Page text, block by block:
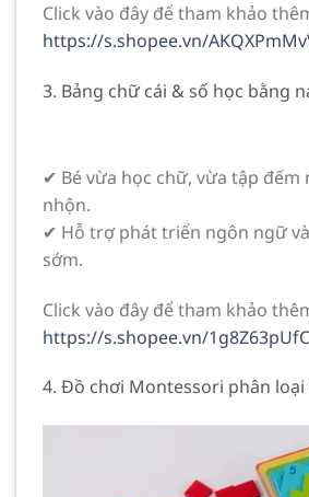
Click vào đây để tham khảo
https://s.shopee.vn/
3. Bảng chữ cái & số học bằng
✔ Bé vừa học chữ, vừa tập đếm
nhộn.
✔ Hỗ trợ phát triển ngôn ngữ
sớm.
Click vào đây để tham khảo
https://s.shopee.vn/1g8Z63pUfC
4. Đồ chơi Montessori phân